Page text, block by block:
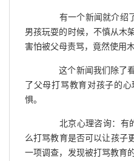
有一个新闻就介绍了
男孩玩耍的时候，不慎从木
害怕被父母责骂，竟然使用
这个新闻我们除了看
了父母打骂教育对孩子的
惧。
北京心理咨询：有的
么打骂教育是否可以让孩子
一项调查，发现被打骂教育